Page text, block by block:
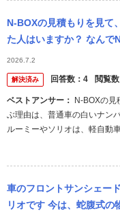
N-BOXの見積もりを見て
た人はいますか？ なんで
Xは軽自動車で普通車に
2026.7.2
解決済み 回答数： 4 閲覧数
ベストアンサー：
ぶ理由は、普通車の白いナン
ルーミーやソリオは、軽自動
車のフロントサンシェー
リオです 今は、蛇腹式の